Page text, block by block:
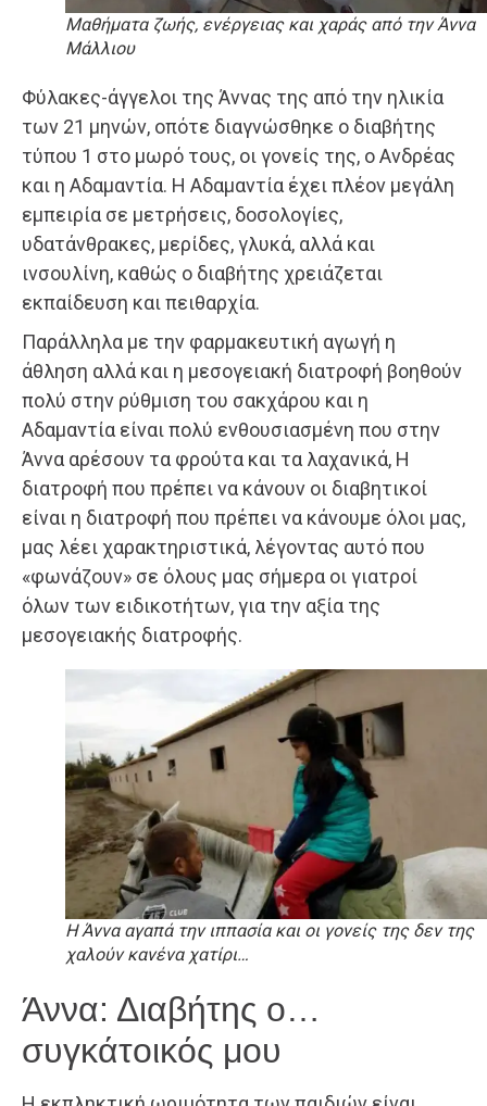
Μαθήματα ζωής, ενέργειας και χαράς από την Άννα
Μάλλιου
Φύλακες-άγγελοι της Άννας της από την ηλικία
των 21 μηνών, οπότε διαγνώσθηκε ο διαβήτης
τύπου 1 στο μωρό τους, οι γονείς της, ο Ανδρέας
και η Αδαμαντία. Η Αδαμαντία έχει πλέον μεγάλη
εμπειρία σε μετρήσεις, δοσολογίες,
υδατάνθρακες, μερίδες, γλυκά, αλλά και
ινσουλίνη, καθώς ο διαβήτης χρειάζεται
εκπαίδευση και πειθαρχία.
Παράλληλα με την φαρμακευτική αγωγή η
άθληση αλλά και η μεσογειακή διατροφή βοηθούν
πολύ στην ρύθμιση του σακχάρου και η
Αδαμαντία είναι πολύ ενθουσιασμένη που στην
Άννα αρέσουν τα φρούτα και τα λαχανικά, Η
διατροφή που πρέπει να κάνουν οι διαβητικοί
είναι η διατροφή που πρέπει να κάνουμε όλοι μας,
μας λέει χαρακτηριστικά, λέγοντας αυτό που
«φωνάζουν» σε όλους μας σήμερα οι γιατροί
όλων των ειδικοτήτων, για την αξία της
μεσογειακής διατροφής.
Η Άννα αγαπά την ιππασία και οι γονείς της δεν της
χαλούν κανένα χατίρι…
Άννα: Διαβήτης ο…
συγκάτοικός μου